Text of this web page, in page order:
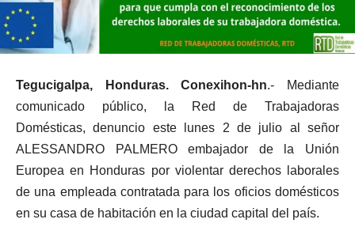
Tegucigalpa, Honduras. Conexihon-hn.- Mediante
comunicado público, la Red de Trabajadoras
Domésticas, denuncio este lunes 2 de julio al señor
ALESSANDRO PALMERO embajador de la Unión
Europea en Honduras por violentar derechos laborales
de una empleada contratada para los oficios domésticos
en su casa de habitación en la ciudad capital del país.